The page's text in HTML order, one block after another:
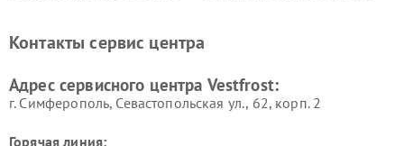
Vestfrost
Контакты сервис центра
Адрес сервисного центра Vestfrost:
г. Симферополь, Севастопольская ул., 62, корп. 2
Горячая линия: